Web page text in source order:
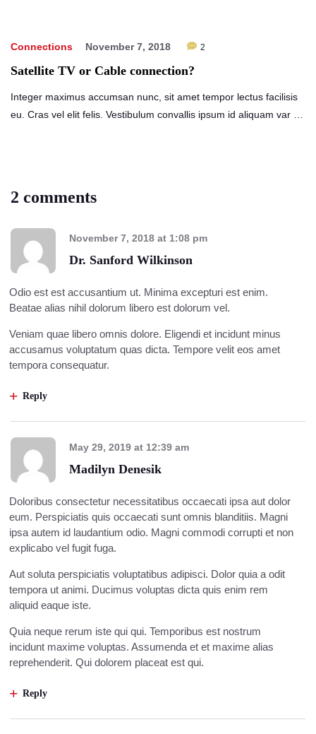
Connections November 7, 2018 2
Satellite TV or Cable connection?
Integer maximus accumsan nunc, sit amet tempor lectus facilisis
eu. Cras vel elit felis. Vestibulum convallis ipsum id aliquam var …
2 comments
November 7, 2018 at 1:08 pm
Dr. Sanford Wilkinson
Odio est est accusantium ut. Minima excepturi est enim.
Beatae alias nihil dolorum libero est dolorum vel.
Veniam quae libero omnis dolore. Eligendi et incidunt minus
accusamus voluptatum quas dicta. Tempore velit eos amet
tempora consequatur.
Reply
May 29, 2019 at 12:39 am
Madilyn Denesik
Doloribus consectetur necessitatibus occaecati ipsa aut dolor
eum. Perspiciatis quis occaecati sunt omnis blanditiis. Magni
ipsa autem id laudantium odio. Magni commodi corrupti et non
explicabo vel fugit fuga.
Aut soluta perspiciatis voluptatibus adipisci. Dolor quia a odit
tempora ut animi. Ducimus voluptas dicta quis enim rem
aliquid eaque iste.
Quia neque rerum iste qui qui. Temporibus est nostrum
incidunt maxime voluptas. Assumenda et et maxime alias
reprehenderit. Qui dolorem placeat est qui.
Reply